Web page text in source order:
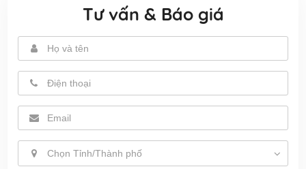
Tư vấn & Báo giá
Chọn Tỉnh/Thành phố